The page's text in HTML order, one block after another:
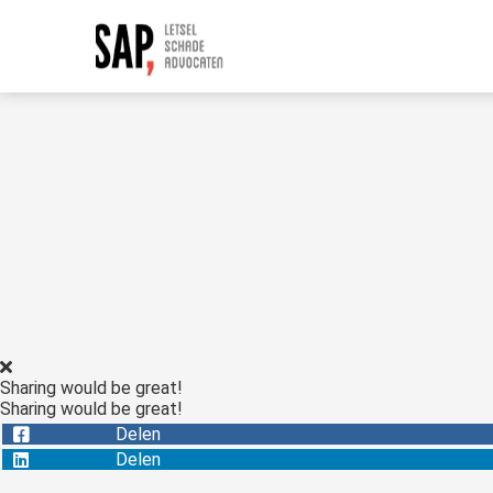
Sharing would be great!
Sharing would be great!
Delen
Delen